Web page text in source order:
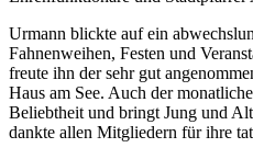
Urmann blickte auf ein
Fahnenweihen, Festen und
freute ihn der sehr gut
Haus am See. Auch der
Beliebtheit und bringt Jung und
dankte allen Mitgliedern für ihre